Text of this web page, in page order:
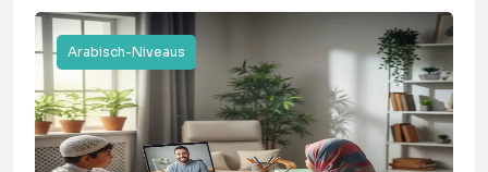
Arabisch-Niveaus